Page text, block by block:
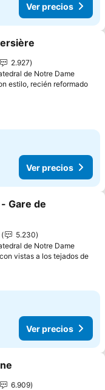
Ver precios
favoritos
2.927
de Notre Dame
estilo, recién reformado
Ver precios
favoritos
Gare de
5.230
de Notre Dame
vistas a los tejados de
Ver precios
favoritos
6.909